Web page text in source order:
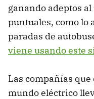
ganando adeptos
puntuales, como lo
paradas de
viene usando este
Las compañías
mundo eléctrico